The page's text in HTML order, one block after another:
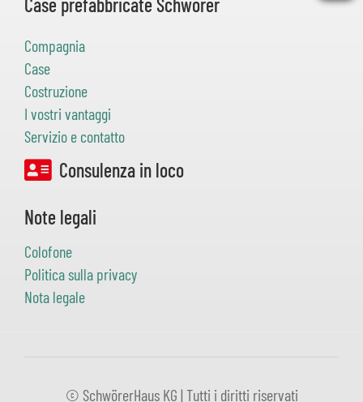
Case prefabbricate Schwörer
Compagnia
Case
Costruzione
I vostri vantaggi
Servizio e contatto
Consulenza in loco
Note legali
Colofone
Politica sulla privacy
Nota legale
© SchwörerHaus KG | Tutti i diritti riservati